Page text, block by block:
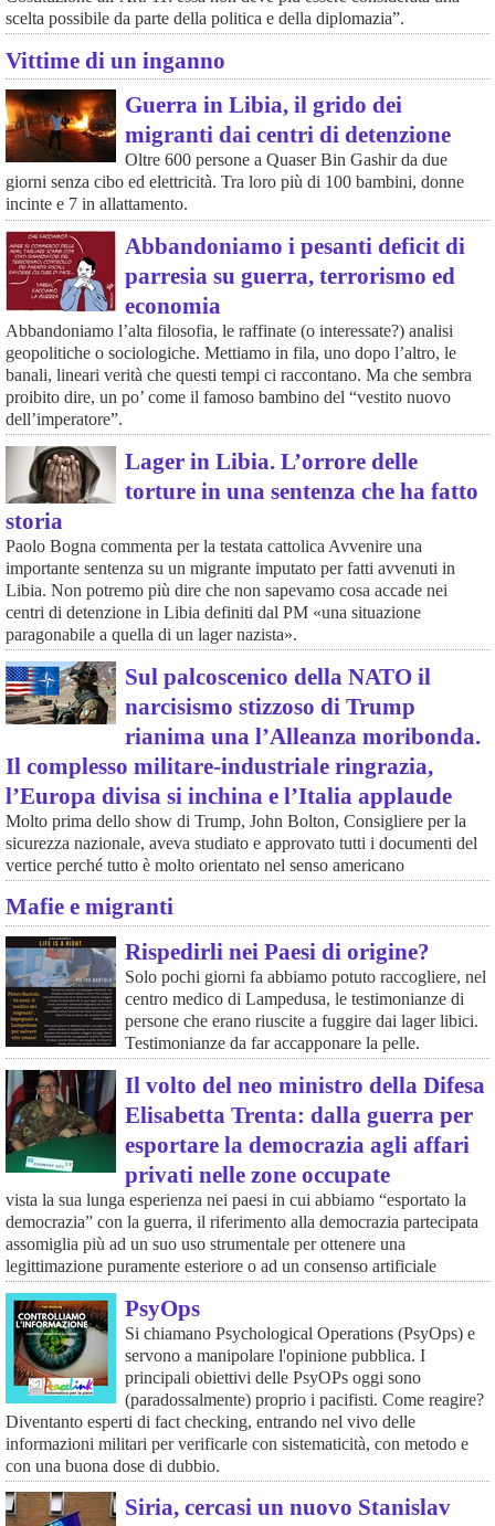
scelta possibile da parte della politica e della diplomazia”.
Vittime di un inganno
Guerra in Libia, il grido dei
migranti dai centri di detenzione
Oltre 600 persone a Quaser Bin Gashir da due
giorni senza cibo ed elettricità. Tra loro più di 100 bambini, donne
incinte e 7 in allattamento.
Abbandoniamo i pesanti deficit di
parresia su guerra, terrorismo ed
economia
Abbandoniamo l’alta filosofia, le raffinate (o interessate?) analisi
geopolitiche o sociologiche. Mettiamo in fila, uno dopo l’altro, le
banali, lineari verità che questi tempi ci raccontano. Ma che sembra
proibito dire, un po’ come il famoso bambino del “vestito nuovo
dell’imperatore”.
Lager in Libia. L’orrore delle
torture in una sentenza che ha fatto
storia
Paolo Bogna commenta per la testata cattolica Avvenire una
importante sentenza su un migrante imputato per fatti avvenuti in
Libia. Non potremo più dire che non sapevamo cosa accade nei
centri di detenzione in Libia definiti dal PM «una situazione
paragonabile a quella di un lager nazista».
Sul palcoscenico della NATO il
narcisismo stizzoso di Trump
rianima una l’Alleanza moribonda.
Il complesso militare-industriale ringrazia,
l’Europa divisa si inchina e l’Italia applaude
Molto prima dello show di Trump, John Bolton, Consigliere per la
sicurezza nazionale, aveva studiato e approvato tutti i documenti del
vertice perché tutto è molto orientato nel senso americano
Mafie e migranti
Rispedirli nei Paesi di origine?
Solo pochi giorni fa abbiamo potuto raccogliere, nel
centro medico di Lampedusa, le testimonianze di
persone che erano riuscite a fuggire dai lager libici.
Testimonianze da far accapponare la pelle.
Il volto del neo ministro della Difesa
Elisabetta Trenta: dalla guerra per
esportare la democrazia agli affari
privati nelle zone occupate
vista la sua lunga esperienza nei paesi in cui abbiamo “esportato la
democrazia” con la guerra, il riferimento alla democrazia partecipata
assomiglia più ad un suo uso strumentale per ottenere una
legittimazione puramente esteriore o ad un consenso artificiale
PsyOps
Si chiamano Psychological Operations (PsyOps) e
servono a manipolare l'opinione pubblica. I
principali obiettivi delle PsyOPs oggi sono
(paradossalmente) proprio i pacifisti. Come reagire?
Diventanto esperti di fact checking, entrando nel vivo delle
informazioni militari per verificarle con sistematicità, con metodo e
con una buona dose di dubbio.
Siria, cercasi un nuovo Stanislav